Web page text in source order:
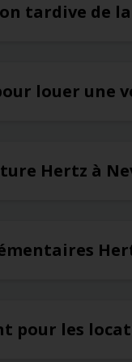
tardive de
louer une
Hertz à
pour les